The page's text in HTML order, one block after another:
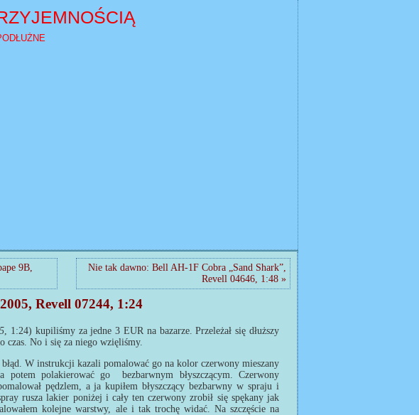
9B,
Nie tak dawno: Bell AH-1F Cobra „Sand Shark”,
Revell 04646, 1:48 »
Revell 07244, 1:24
, 1:24) kupiliśmy za jedne 3 EUR na bazarze. Przeleżał się dłuższy
czas. No i się za niego wzięliśmy.
W instrukcji kazali pomalować go na kolor czerwony mieszany
polakierować go bezbarwnym błyszczącym. Czerwony
pędzlem, a ja kupiłem błyszczący bezbarwny w spraju i
rusza lakier poniżej i cały ten czerwony zrobił się spękany jak
kolejne warstwy, ale i tak trochę widać. Na szczęście na